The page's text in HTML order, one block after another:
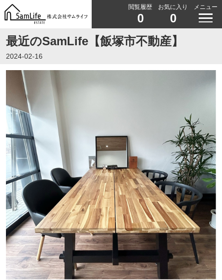
閲覧履歴
0
お気に入り
0
メニュー
最近のSamLife【飯塚市不動産】
2024-02-16